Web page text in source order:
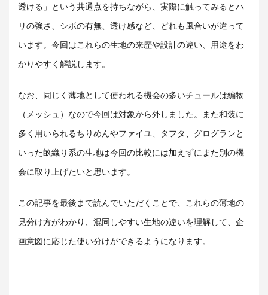
透ける」という共通点を持ちながら、実際に触ってみるとハ
リの強さ、シボの有無、透け感など、どれも風合いが違って
います。今回はこれらの生地の来歴や設計の違い、用途をわ
かりやすく解説します。
なお、同じく薄地として使われる機会の多いチュールは編物
（メッシュ）なので今回は対象から外しました。また和装に
多く用いられるちりめんやファイユ、タフタ、グログランと
いった畝織り系の生地は今回の比較には加えずにまた別の機
会に取り上げたいと思います。
この記事を最後まで読んでいただくことで、これらの薄地の
見分け方がわかり、混同しやすい生地の違いを理解して、企
画意図に応じた使い分けができるようになります。